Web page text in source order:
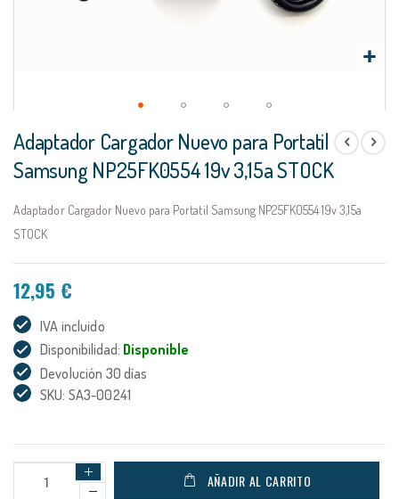
al
comienzo
de
galería
de
Adaptador Cargador Nuevo para Portatil
Samsung NP25FK0554 19v 3,15a STOCK
Adaptador Cargador Nuevo para Portatil Samsung NP25FK0554 19v 3,15a
STOCK
12,95 €
IVA incluido
Disponibilidad: Disponible
Devolución 30 días
SKU: SA3-00241
AÑADIR AL CARRITO